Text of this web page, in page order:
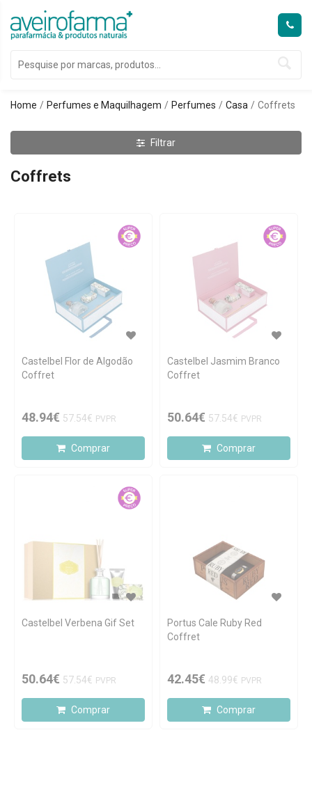
Home Perfumes e Maquilhagem Perfumes Casa Coffrets
Filtrar
Coffrets
Castelbel Flor de Algodão
Coffret
48.94€ 57.54€ PVPR
Comprar
Castelbel Jasmim Branco
Coffret
50.64€ 57.54€ PVPR
Comprar
Castelbel Verbena Gif Set
50.64€ 57.54€ PVPR
Comprar
Portus Cale Ruby Red
Coffret
42.45€ 48.99€ PVPR
Comprar